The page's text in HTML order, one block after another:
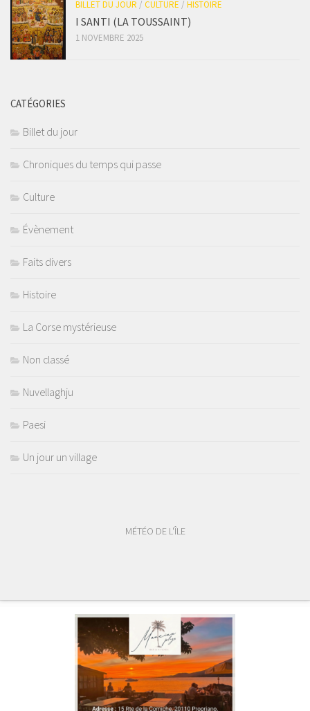
BILLET DU JOUR / CULTURE / HISTOIRE
I SANTI (LA TOUSSAINT)
1 NOVEMBRE 2025
CATÉGORIES
Billet du jour
Chroniques du temps qui passe
Culture
Évènement
Faits divers
Histoire
La Corse mystérieuse
Non classé
Nuvellaghju
Paesi
Un jour un village
MÉTÉO DE L'ÎLE